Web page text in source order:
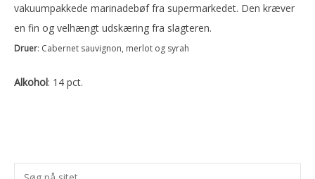
vakuumpakkede marinadebøf fra supermarkedet. Den kræver
en fin og velhængt udskæring fra slagteren.
Druer: Cabernet sauvignon, merlot og syrah
Alkohol: 14 pct.
Primær
Søg